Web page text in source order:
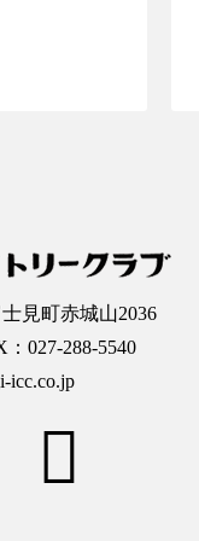
見町赤城山2036
：027-288-5540
icc.co.jp